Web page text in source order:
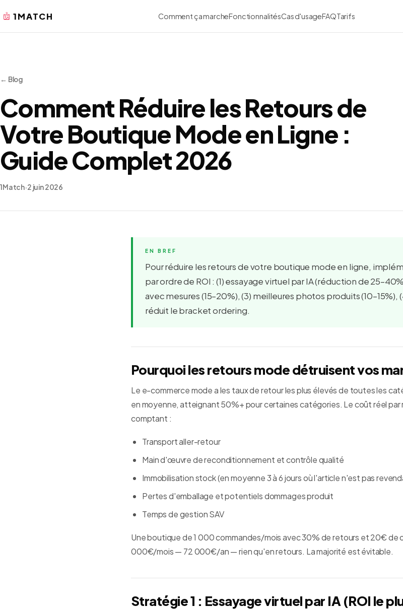
1MATCH Comment ça marcheFonctionnalitésCas d'usageFAQTarifs
← Blog
Comment Réduire les Retours de
Votre Boutique Mode en Ligne :
Guide Complet 2026
1Match·2 juin 2026
Pour réduire les retours de votre boutique mode en ligne,
par ordre de ROI : (1) essayage virtuel par IA (réduction de
avec mesures (15–20%), (3) meilleures photos produits
réduit le bracket ordering.
Pourquoi les retours mode détruisent vos
Le e-commerce mode a les taux de retour les plus élevés de toutes les
en moyenne, atteignant 50%+ pour certaines catégories. Le coût réel par
comptant :
Transport aller-retour
Main d'œuvre de reconditionnement et contrôle qualité
Immobilisation stock (en moyenne 3 à 6 jours où l'article n'est pas
Pertes d'emballage et potentiels dommages produit
Temps de gestion SAV
Une boutique de 1 000 commandes/mois avec 30% de retours et 20€ de
000€/mois — 72 000€/an — rien qu'en retours. La majorité est évitable.
Stratégie 1 : Essayage virtuel par IA (ROI le